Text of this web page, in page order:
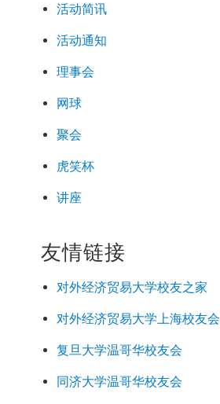
活动简讯
活动通知
理事会
网球
聚会
虎笑杯
讲座
友情链接
对外经济贸易大学校友之家
对外经济贸易大学上海校友会
复旦大学温哥华校友会
同济大学温哥华校友会